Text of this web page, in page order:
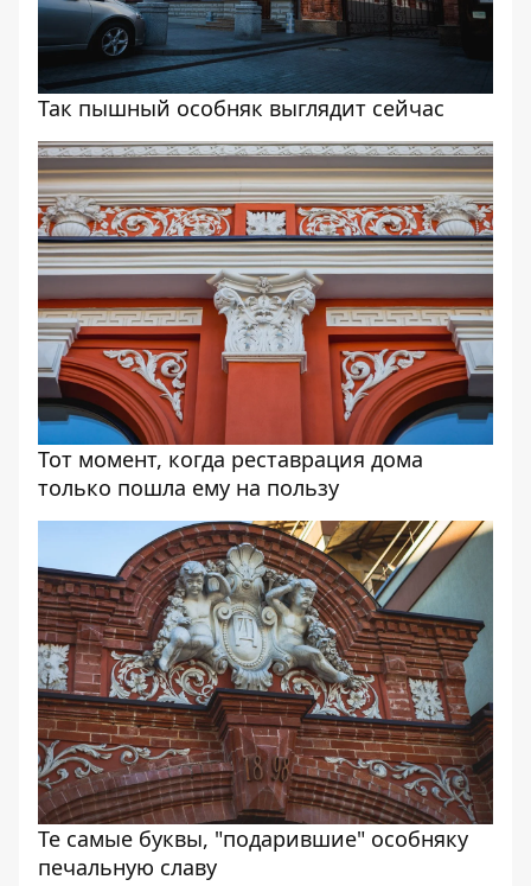
Так пышный особняк выглядит сейчас
Тот момент, когда реставрация дома
только пошла ему на пользу
Те самые буквы, "подарившие" особняку
печальную славу